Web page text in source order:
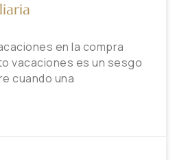
en la compra
vacaciones es un sesgo
cuando una